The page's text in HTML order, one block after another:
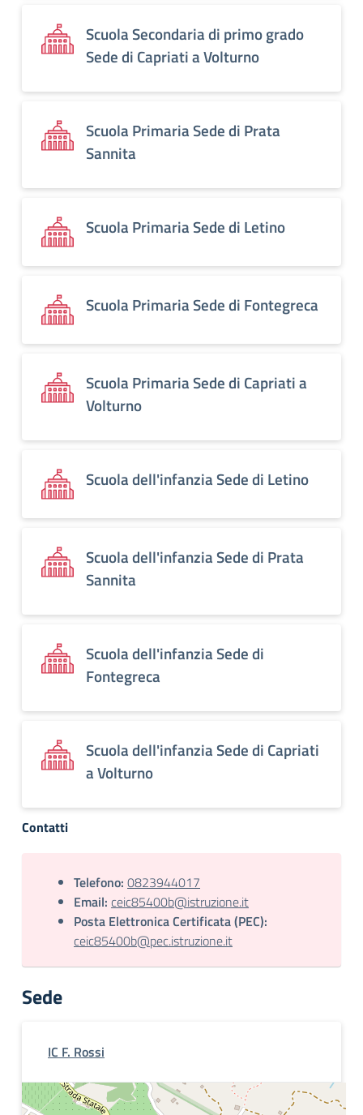
Scuola Secondaria di primo grado
Sede di Capriati a Volturno
Scuola Primaria Sede di Prata
Sannita
Scuola Primaria Sede di Letino
Scuola Primaria Sede di Fontegreca
Scuola Primaria Sede di Capriati a
Volturno
Scuola dell'infanzia Sede di Letino
Scuola dell'infanzia Sede di Prata
Sannita
Scuola dell'infanzia Sede di
Fontegreca
Scuola dell'infanzia Sede di Capriati
a Volturno
Contatti
Telefono: 0823944017
Email: ceic85400b@istruzione.it
Posta Elettronica Certificata (PEC):
ceic85400b@pec.istruzione.it
Sede
IC F. Rossi